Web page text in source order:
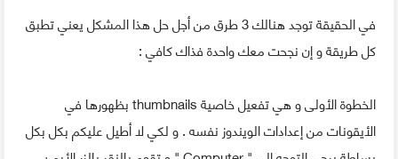
في الحقيقة توجد هنالك 3 طرق من أجل حل هذا المشكل يعني تطبق
كل طريقة و إن نجحت معك واحدة فذاك كافي :
الخطوة الأولى و هي تفعيل خاصية thumbnails بظهورها في
الأيقونات من إعدادات الويندوز نفسه . و لكي لا أطيل عليكم بكل بكل